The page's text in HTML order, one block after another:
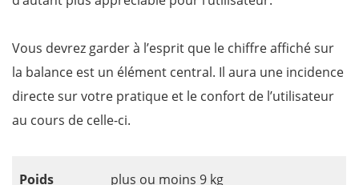
Vous devrez garder à l’esprit que le chiffre affiché sur
la balance est un élément central. Il aura une incidence
directe sur votre pratique et le confort de l’utilisateur
au cours de celle-ci.
Poids plus ou moins 9 kg